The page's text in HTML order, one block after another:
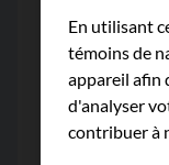
En utilisant
témoins de
appareil afin
d'analyser
contribuer à